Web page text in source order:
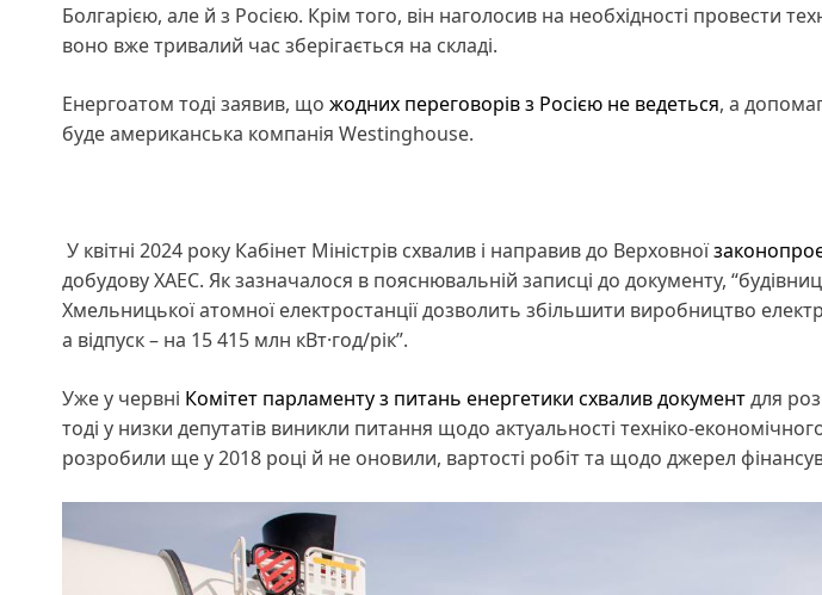
Болгарією, але й з Росією. Крім того, він наголосив на необхідності провести
воно вже тривалий час зберігається на складі.
Енергоатом тоді заявив, що жодних переговорів з Росією не ведеться, а
буде американська компанія Westinghouse.
У квітні 2024 року Кабінет Міністрів схвалив і направив до Верховної
добудову ХАЕС. Як зазначалося в пояснювальній записці до документу,
Хмельницької атомної електростанції дозволить збільшити виробництво
а відпуск – на 15 415 млн кВт·год/рік”.
Уже у червні Комітет парламенту з питань енергетики схвалив документдля
тоді у низки депутатів виникли питання щодо актуальності техніко-
розробили ще у 2018 році й не оновили, вартості робіт та щодо джерел